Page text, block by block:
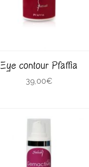
Eye contour Pfaffia
39,00€